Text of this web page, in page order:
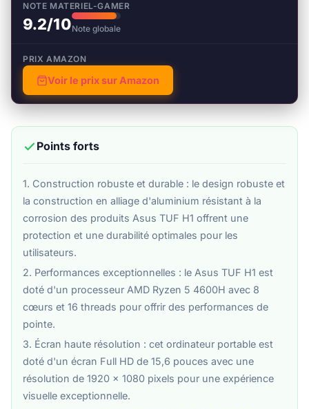
NOTE MATERIEL-GAMER
9.2/10Note globale
PRIX AMAZON
Voir le prix sur Amazon
Points forts
1. Construction robuste et durable : le design robuste et
la construction en alliage d'aluminium résistant à la
corrosion des produits Asus TUF H1 offrent une
protection et une durabilité optimales pour les
utilisateurs.
2. Performances exceptionnelles : le Asus TUF H1 est
doté d'un processeur AMD Ryzen 5 4600H avec 8
cœurs et 16 threads pour offrir des performances de
pointe.
3. Écran haute résolution : cet ordinateur portable est
doté d'un écran Full HD de 15,6 pouces avec une
résolution de 1920 x 1080 pixels pour une expérience
visuelle exceptionnelle.